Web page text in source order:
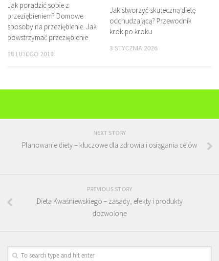
Jak poradzić sobie z
przeziębieniem? Domowe
sposoby na przeziębienie. Jak
powstrzymać przeziębienie
28 LUTEGO 2018
Jak stworzyć skuteczną dietę
odchudzającą? Przewodnik
krok po kroku
3 STYCZNIA 2026
NEXT STORY
Planowanie diety – kluczowe dla zdrowia i osiągania celów
PREVIOUS STORY
Dieta Kwaśniewskiego – zasady, efekty i produkty
dozwolone